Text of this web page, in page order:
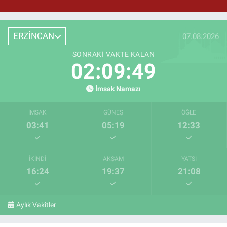
ERZİNCAN 07.08.2026
SONRAKI VAKTE KALAN
02:09:49
İmsak Namazı
İMSAK
03:41
GÜNEŞ
05:19
ÖĞLE
12:33
İKINDI
16:24
AKŞAM
19:37
YATSI
21:08
Aylık Vakitler